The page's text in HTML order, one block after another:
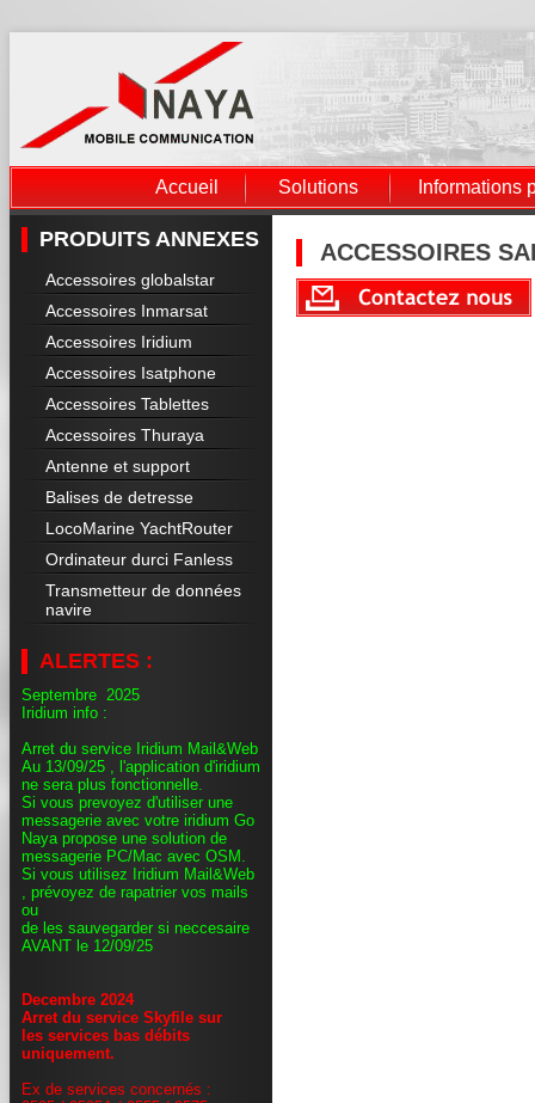
Accueil Solutions Informations
PRODUITS ANNEXES
Accessoires globalstar
Accessoires Inmarsat
Accessoires Iridium
Accessoires Isatphone
Accessoires Tablettes
Accessoires Thuraya
Antenne et support
Balises de detresse
LocoMarine YachtRouter
Ordinateur durci Fanless
Transmetteur de données
navire
ALERTES :
Septembre 2025
Iridium info :
Arret du service Iridium Mail&Web
Au 13/09/25 , l'application d'iridium
ne sera plus fonctionnelle.
Si vous prevoyez d'utiliser une
messagerie avec votre iridium Go
Naya propose une solution de
messagerie PC/Mac avec OSM.
Si vous utilisez Iridium Mail&Web
, prévoyez de rapatrier vos mails
ou
de les sauvegarder si neccesaire
AVANT le 12/09/25
Decembre 2024
Arret du service Skyfile sur
les services bas débits
uniquement.
Ex de services concernés :
ACCESSOIRES